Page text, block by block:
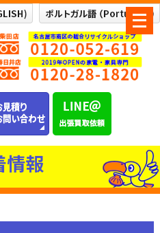
メ
ニ
ュ
ー
情報